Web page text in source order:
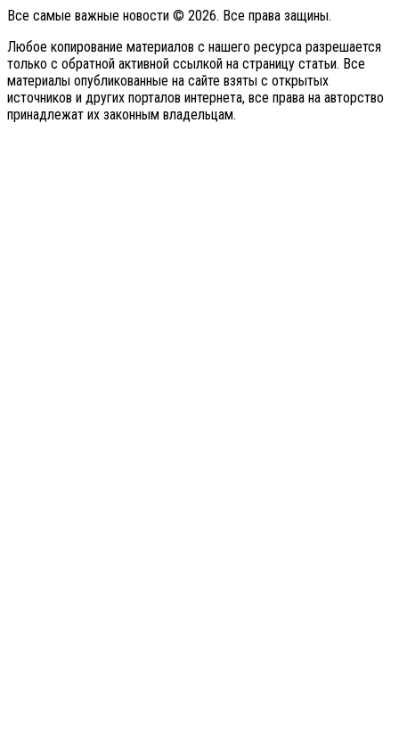
Все самые важные новости © 2026. Все права защины.
Любое копирование материалов с нашего ресурса разрешается
только с обратной активной ссылкой на страницу статьи. Все
материалы опубликованные на сайте взяты с открытых
источников и других порталов интернета, все права на авторство
принадлежат их законным владельцам.